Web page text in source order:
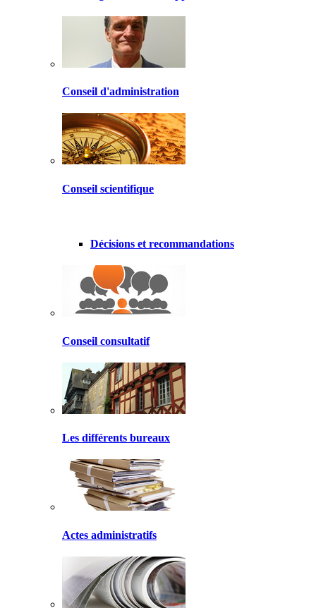
Conseil d'administration
Conseil scientifique
Décisions et recommandations
Conseil consultatif
Les différents bureaux
Actes administratifs